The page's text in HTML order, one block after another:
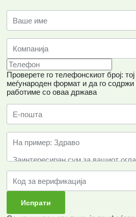
Проверете го телефонскиот број:
меѓународен формат и да го
работиме со оваа држава